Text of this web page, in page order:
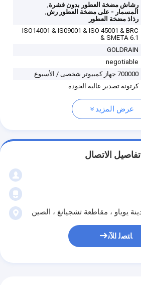
رشاش مضخة العطور بدون قشرة,
المسمار - على مضخة العطور رش,
رذاذ مضخة العطور
ISO14001 & IS09001 & ISO 45001 & BRC
& SMETA 6.1
GOLDRAIN
negotiable
700000 جهاز كمبيوتر شخصى / الأسبوع
كرتونة تصدير عالية الجودة
عرض المزيد
تفاصيل الاتصال
ﺎﺘﺼﻟ ﺍﻶﻧ